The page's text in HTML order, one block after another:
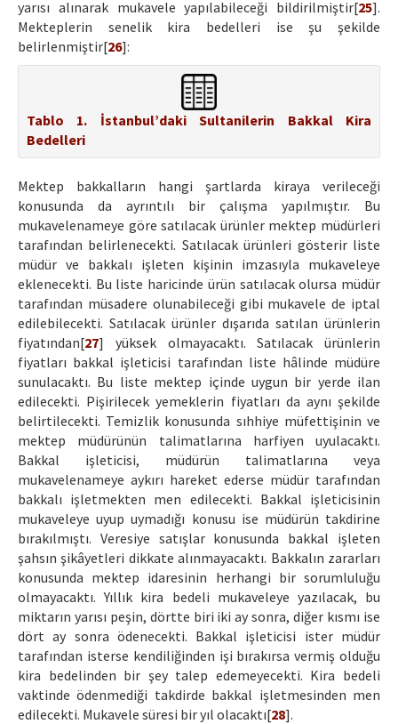
yarısı alınarak mukavele yapılabileceği bildirilmiştir[25].
Mekteplerin senelik kira bedelleri ise şu şekilde
belirlenmiştir[26]:
Tablo 1. İstanbul’daki Sultanilerin Bakkal Kira
Bedelleri
Mektep bakkalların hangi şartlarda kiraya verileceği
konusunda da ayrıntılı bir çalışma yapılmıştır. Bu
mukavelenameye göre satılacak ürünler mektep müdürleri
tarafından belirlenecekti. Satılacak ürünleri gösterir liste
müdür ve bakkalı işleten kişinin imzasıyla mukaveleye
eklenecekti. Bu liste haricinde ürün satılacak olursa müdür
tarafından müsadere olunabileceği gibi mukavele de iptal
edilebilecekti. Satılacak ürünler dışarıda satılan ürünlerin
fiyatından[27] yüksek olmayacaktı. Satılacak ürünlerin
fiyatları bakkal işleticisi tarafından liste hâlinde müdüre
sunulacaktı. Bu liste mektep içinde uygun bir yerde ilan
edilecekti. Pişirilecek yemeklerin fiyatları da aynı şekilde
belirtilecekti. Temizlik konusunda sıhhiye müfettişinin ve
mektep müdürünün talimatlarına harfiyen uyulacaktı.
Bakkal işleticisi, müdürün talimatlarına veya
mukavelenameye aykırı hareket ederse müdür tarafından
bakkalı işletmekten men edilecekti. Bakkal işleticisinin
mukaveleye uyup uymadığı konusu ise müdürün takdirine
bırakılmıştı. Veresiye satışlar konusunda bakkal işleten
şahsın şikâyetleri dikkate alınmayacaktı. Bakkalın zararları
konusunda mektep idaresinin herhangi bir sorumluluğu
olmayacaktı. Yıllık kira bedeli mukaveleye yazılacak, bu
miktarın yarısı peşin, dörtte biri iki ay sonra, diğer kısmı ise
dört ay sonra ödenecekti. Bakkal işleticisi ister müdür
tarafından isterse kendiliğinden işi bırakırsa vermiş olduğu
kira bedelinden bir şey talep edemeyecekti. Kira bedeli
vaktinde ödenmediği takdirde bakkal işletmesinden men
edilecekti. Mukavele süresi bir yıl olacaktı[28].